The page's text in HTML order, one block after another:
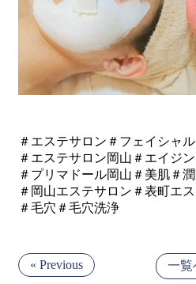
＃エステサロン＃フェイシャ
＃エステサロン岡山＃エイジ
＃プリマドール岡山＃美肌＃
＃岡山エステサロン＃表町エ
＃毛穴＃毛穴洗浄
« Previous 一覧